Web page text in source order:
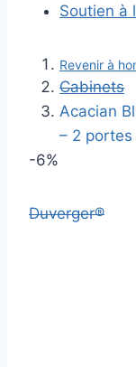
Soutien à
Revenir à
Cabinets
Acacian
– 2 portes
-6%
Duverger®